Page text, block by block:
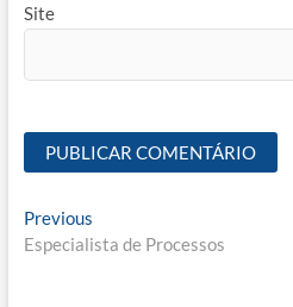
Site
Navegação
de
PreviousPrevious
post:
Especialista de Processos